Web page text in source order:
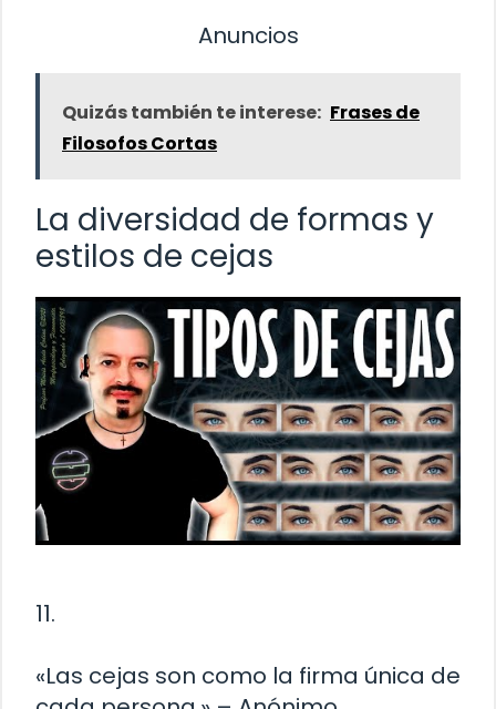
Anuncios
Quizás también te interese: Frases de
Filosofos Cortas
La diversidad de formas y
estilos de cejas
11.
«Las cejas son como la firma única de